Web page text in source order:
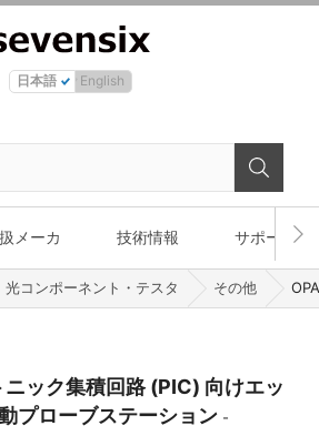
日本語 English
メーカ 技術情報 サポート
光コンポーネント・テスタ その他
ック集積回路 (PIC) 向けエッ
プローブステーション